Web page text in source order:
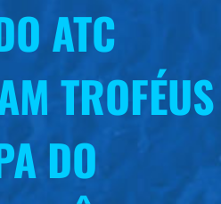
ATC
TROFÉUS
DO